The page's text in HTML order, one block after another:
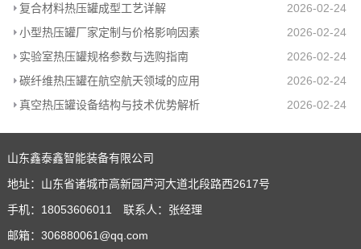
复合材料热压罐成型工艺详解
2026-02-24
小型热压罐厂家定制与价格影响因素
2026-02-24
实验室热压罐规格参数与选购指南
2026-02-24
碳纤维热压罐在航空航天领域的应用
2026-02-24
真空热压罐设备结构与技术优势解析
2026-02-24
山东鑫泰鑫智能装备有限公司
地址：山东省诸城市高新园芦河大道北段路西2617号
手机：18053606011 联系人：张经理
邮箱：306880061@qq.com